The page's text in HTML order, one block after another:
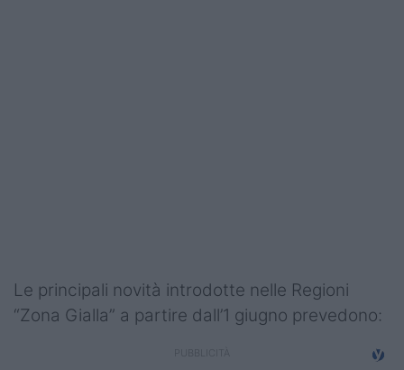
Le principali novità introdotte nelle Regioni
“Zona Gialla” a partire dall’1 giugno prevedono: